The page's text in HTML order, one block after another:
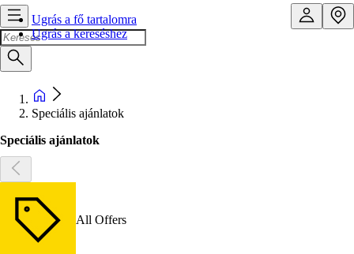
Ugrás a fő tartalomra
Ugrás a kereséshez
Speciális ajánlatok
Speciális ajánlatok
All Offers